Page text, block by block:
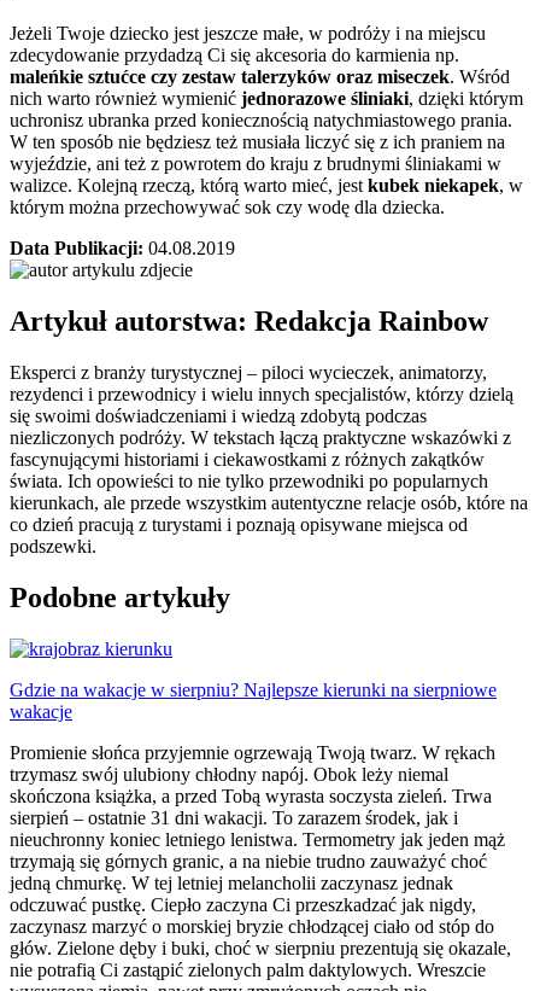
Jeżeli Twoje dziecko jest jeszcze małe, w podróży i na miejscu
zdecydowanie przydadzą Ci się akcesoria do karmienia np.
maleńkie sztućce czy zestaw talerzyków oraz miseczek. Wśród
nich warto również wymienić jednorazowe śliniaki, dzięki którym
uchronisz ubranka przed koniecznością natychmiastowego prania.
W ten sposób nie będziesz też musiała liczyć się z ich praniem na
wyjeździe, ani też z powrotem do kraju z brudnymi śliniakami w
walizce. Kolejną rzeczą, którą warto mieć, jest kubek niekapek, w
którym można przechowywać sok czy wodę dla dziecka.
Data Publikacji: 04.08.2019
Artykuł autorstwa: Redakcja Rainbow
Eksperci z branży turystycznej – piloci wycieczek, animatorzy,
rezydenci i przewodnicy i wielu innych specjalistów, którzy dzielą
się swoimi doświadczeniami i wiedzą zdobytą podczas
niezliczonych podróży. W tekstach łączą praktyczne wskazówki z
fascynującymi historiami i ciekawostkami z różnych zakątków
świata. Ich opowieści to nie tylko przewodniki po popularnych
kierunkach, ale przede wszystkim autentyczne relacje osób, które na
co dzień pracują z turystami i poznają opisywane miejsca od
podszewki.
Podobne artykuły
Gdzie na wakacje w sierpniu? Najlepsze kierunki na sierpniowe
wakacje
Promienie słońca przyjemnie ogrzewają Twoją twarz. W rękach
trzymasz swój ulubiony chłodny napój. Obok leży niemal
skończona książka, a przed Tobą wyrasta soczysta zieleń. Trwa
sierpień – ostatnie 31 dni wakacji. To zarazem środek, jak i
nieuchronny koniec letniego lenistwa. Termometry jak jeden mąż
trzymają się górnych granic, a na niebie trudno zauważyć choć
jedną chmurkę. W tej letniej melancholii zaczynasz jednak
odczuwać pustkę. Ciepło zaczyna Ci przeszkadzać jak nigdy,
zaczynasz marzyć o morskiej bryzie chłodzącej ciało od stóp do
głów. Zielone dęby i buki, choć w sierpniu prezentują się okazale,
nie potrafią Ci zastąpić zielonych palm daktylowych. Wreszcie